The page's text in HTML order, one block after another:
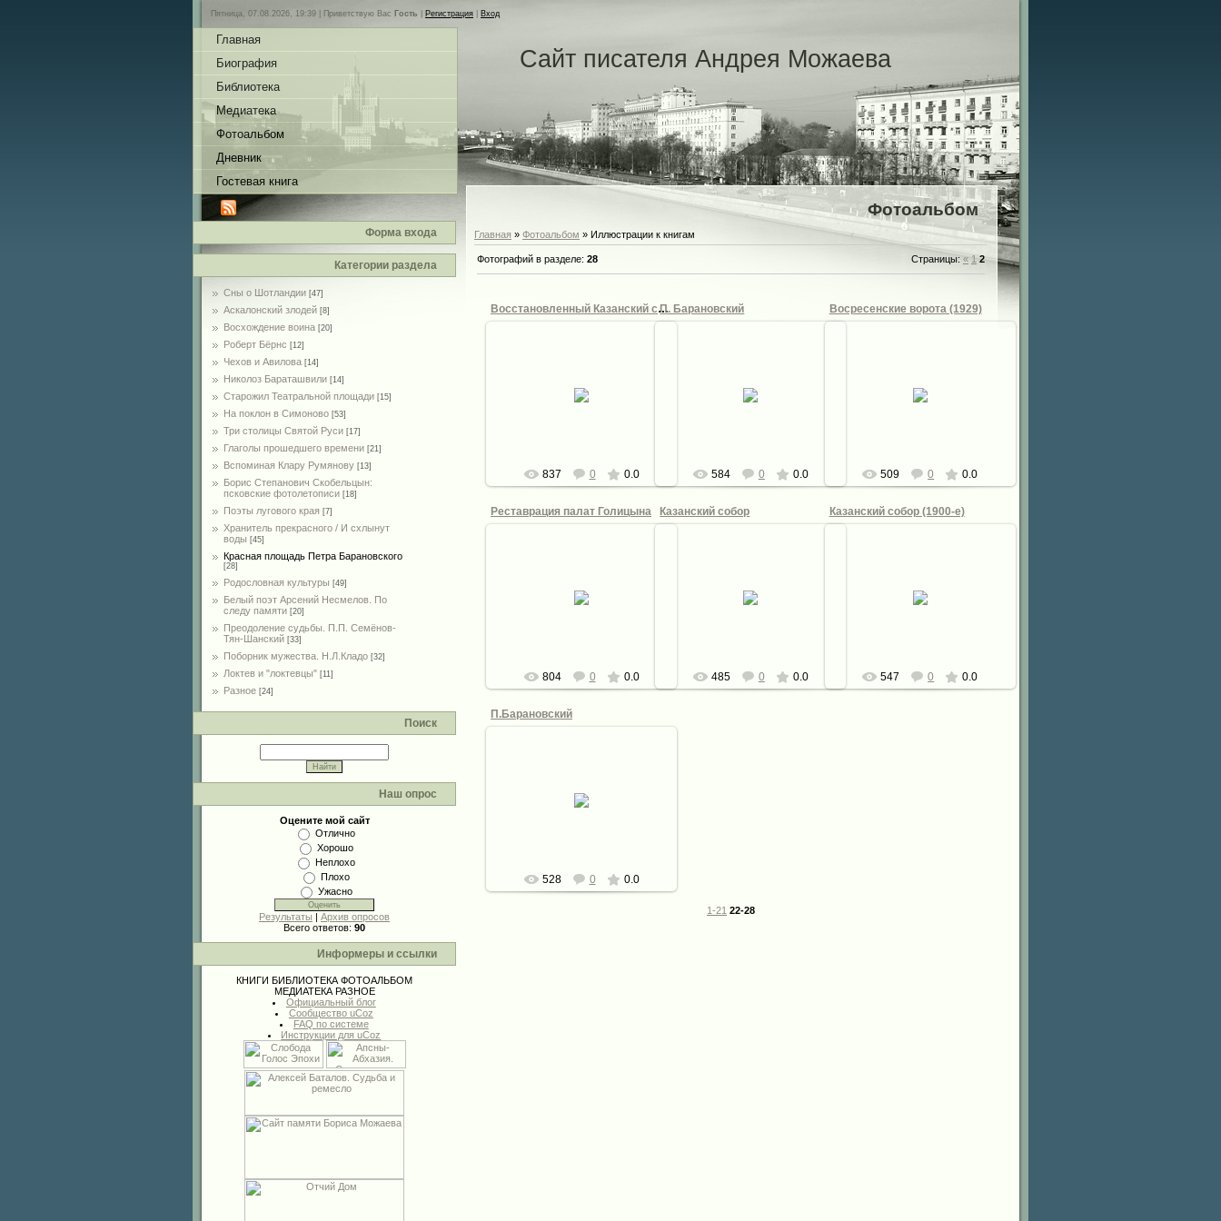
Пятница, 07.08.2026, 19:39 | Приветствую Вас Гость Регистрация Вход
Главная
Биография
Библиотека
Медиатека
Фотоальбом
Дневник
Гостевая книга
Форма входа
Категории раздела
Сны о Шотландии [47]
Аскалонский злодей [8]
Восхождение воина [20]
Роберт Бёрнс [12]
Чехов и Авилова [14]
Николоз Бараташвили [14]
Cтарожил Театральной площади [15]
На поклон в Симоново [53]
Три столицы Святой Руси [17]
Глаголы прошедшего времени [21]
Вспоминая Клару Румянову [13]
Борис Степанович Скобельцын:
псковские фотолетописи [18]
Поэты лугового края [7]
Хранитель прекрасного / И схлынут
воды [45]
Красная площадь Петра Барановского
[28]
Родословная культуры [49]
Белый поэт Арсений Несмелов. По
следу памяти [20]
Преодоление судьбы. П.П. Семёнов-
Тян-Шанский [33]
Поборник мужества. Н.Л.Кладо [32]
Локтев и "локтевцы" [11]
Разное [24]
Поиск
Наш опрос
Оцените мой сайт
Отлично
Хорошо
Неплохо
Плохо
Ужасно
Результаты | Архив опросов
Всего ответов: 90
Информеры и ссылки
КНИГИ БИБЛИОТЕКА ФОТОАЛЬБОМ
МЕДИАТЕКА РАЗНОЕ
Официальный блог
Сообщество uCoz
FAQ по системе
Инструкции для uCoz
Сайт писателя Андрея Можаева
Фотоальбом
Главная » Фотоальбом » Иллюстрации к книгам
Фотографий в разделе: 28 Страницы: « 1 2
Восстановленный Казанский собор
837 0 0.0
П. Барановский
584 0 0.0
Восресенские ворота (1929)
509 0 0.0
Реставрация палат Голицына
804 0 0.0
Казанский собор
485 0 0.0
Казанский собор (1900-е)
547 0 0.0
П.Барановский
528 0 0.0
1-21 22-28